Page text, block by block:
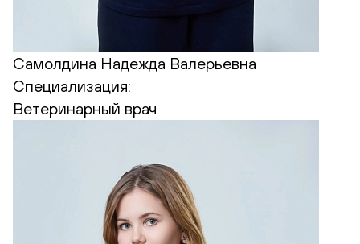
Самолдина Надежда Валерьевна
Специализация:
Ветеринарный врач